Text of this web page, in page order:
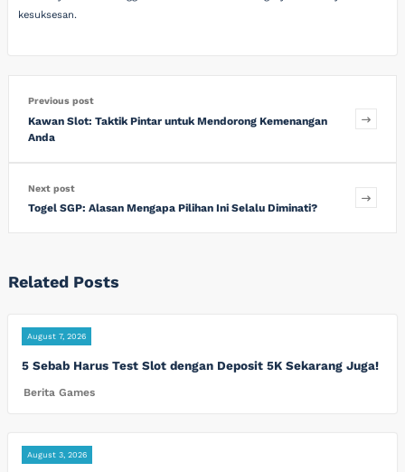
kesuksesan.
Previous post
Kawan Slot: Taktik Pintar untuk Mendorong Kemenangan
Anda
Next post
Togel SGP: Alasan Mengapa Pilihan Ini Selalu Diminati?
Related Posts
August 7, 2026
5 Sebab Harus Test Slot dengan Deposit 5K Sekarang Juga!
Berita Games
August 3, 2026